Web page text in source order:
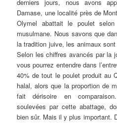
derniers jours, nous avons
Damase, une localité près de
Olymel abattait le poulet
musulmane. Nous savons que
la tradition juive, les animaux
Selon les chiffres avancés par la
vous pourrez entendre dans
40% de tout le poulet produit au
halal, alors que la proportion de
fait dérisoire en
soulevées par cette abattage,
bien sûr. Mais il y plus important.